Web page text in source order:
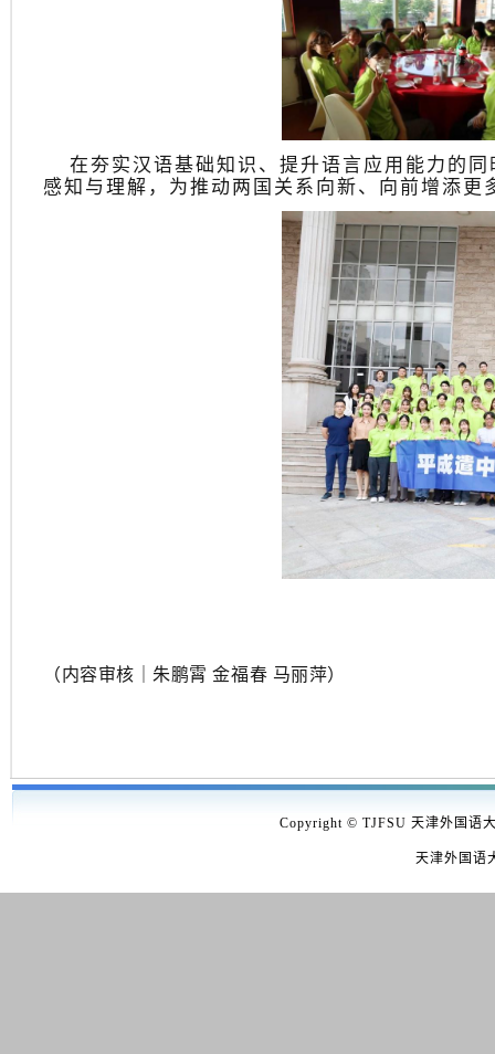
在夯实汉语基础知识、提升语言应用能力的
感知与理解，为推动两国关系向新、向前增添更
（内容审核 ｜朱鹏霄 金福春 马丽萍）
Copyright © TJFSU 天津外国语
天津外国语